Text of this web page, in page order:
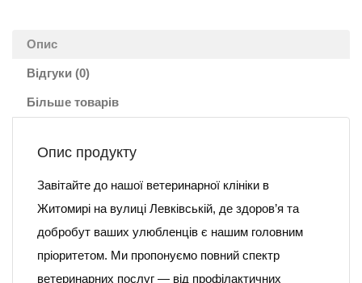
Опис
Відгуки (0)
Більше товарів
Опис продукту
Завітайте до нашої ветеринарної клініки в
Житомирі на вулиці Левківській, де здоров’я та
добробут ваших улюбленців є нашим головним
пріоритетом. Ми пропонуємо повний спектр
ветеринарних послуг — від профілактичних